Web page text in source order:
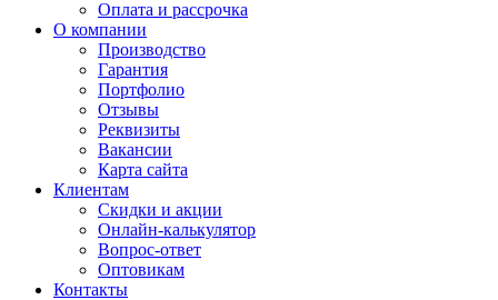
Оплата и рассрочка
О компании
Производство
Гарантия
Портфолио
Отзывы
Реквизиты
Вакансии
Карта сайта
Клиентам
Скидки и акции
Онлайн-калькулятор
Вопрос-ответ
Оптовикам
Контакты